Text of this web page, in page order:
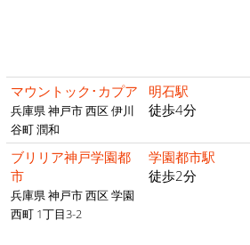
マウントック･カプア
兵庫県 神戸市 西区 伊川
谷町 潤和
明石駅
徒歩4分
ブリリア神戸学園都
市
兵庫県 神戸市 西区 学園
西町 1丁目3-2
学園都市駅
徒歩2分